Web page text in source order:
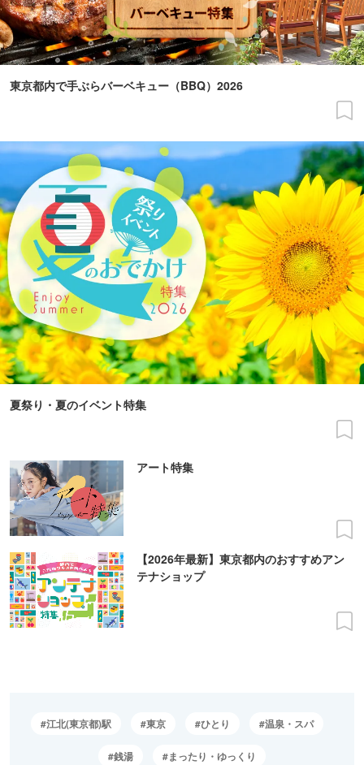
東京都内で手ぶらバーベキュー（BBQ）2026
夏祭り・夏のイベント特集
アート特集
【2026年最新】東京都内のおすすめアン
テナショップ
江北(東京都)駅 東京 ひとり 温泉・スパ
銭湯 まったり・ゆっくり